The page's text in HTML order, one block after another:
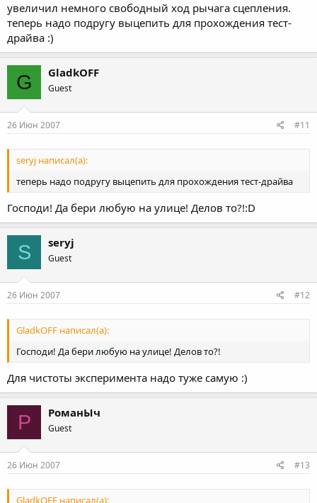
увеличил немного свободный ход рычага сцепления.
теперь надо подругу выцепить для прохождения тест-
драйва :)
G GladkOFF
Guest
26 Июн 2007 #11
seryj написал(а):
теперь надо подругу выцепить для прохождения тест-драйва
Господи! Да бери любую на улице! Делов то?!:D
S seryj
Guest
26 Июн 2007 #12
GladkOFF написал(а):
Господи! Да бери любую на улице! Делов то?!
Для чистоты эксперимента надо туже самую :)
Р РоманЫч
Guest
26 Июн 2007 #13
GladkOFF написал(а):